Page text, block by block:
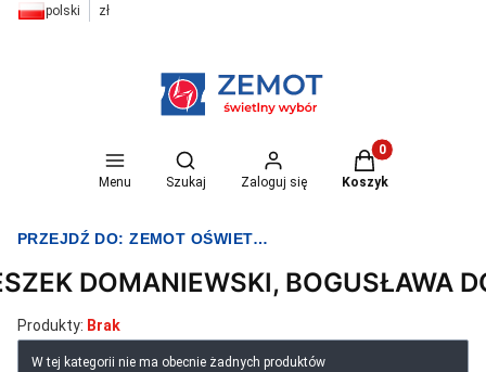
polski zł
Menu
Otwórz wyszukiwarkę
Szukaj Zaloguj się
Produkty w
Koszyk
PRZEJDŹ DO:ZEMOT OŚWIETLENIE I ELEKTRYKA
DOMANIEWSKI, BOGUSŁAWA
Produkty: Brak
Lista produktów
W tej kategorii nie ma obecnie żadnych produktów